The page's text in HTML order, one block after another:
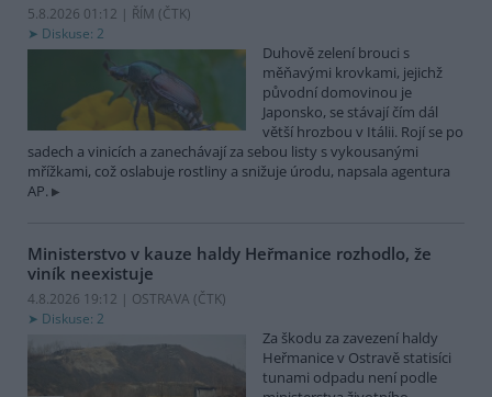
5.8.2026 01:12 | ŘÍM (ČTK)
Diskuse: 2
Duhově zelení brouci s
měňavými krovkami, jejichž
původní domovinou je
Japonsko, se stávají čím dál
větší hrozbou v Itálii. Rojí se po
sadech a vinicích a zanechávají za sebou listy s vykousanými
mřížkami, což oslabuje rostliny a snižuje úrodu, napsala agentura
AP.
Ministerstvo v kauze haldy Heřmanice rozhodlo, že
viník neexistuje
4.8.2026 19:12 | OSTRAVA (ČTK)
Diskuse: 2
Za škodu za zavezení haldy
Heřmanice v Ostravě statisíci
tunami odpadu není podle